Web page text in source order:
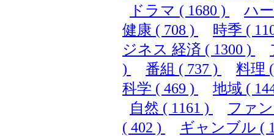
ドラマ ( 1680 )
ハ
健康 ( 708 )
時季 (
ジネス 経済 ( 1300 )
)
番組 ( 737 )
料理
科学 ( 469 )
地域 (
自然 ( 1161 )
ファ
( 402 )
ギャンブル (